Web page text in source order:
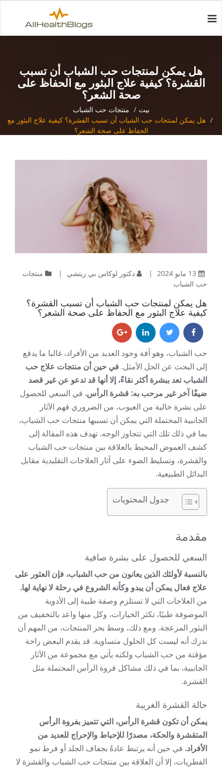
هل يمكن لمنتجات حب الشباب أن تسبب
القشرة؟ كيفية علاج البثور مع الحفاظ على
صحة الشعر؟
بيت
منتجات حب الشباب
هل يمكن لمنتجات حب الشباب أن تسبب القشرة؟ كيفية علاج البثور مع
الحفاظ على صحة الشعر؟
13 مايو 2024 | دكتور لوكاس بي ريتشي |
منتجات
حب الشباب
هل يمكن لمنتجات حب الشباب أن تسبب القشرة؟
كيفية علاج البثور مع الحفاظ على صحة الشعر؟
حب الشباب، وهو آفة وجود العديد من الأفراد، غالبا ما يدفع
إلى البحث عن الحل الأمثل. في حين أن منتجات علاج حب
الشباب تعد ببشرة أكثر نقاءً، إلا أنها قد تدعو عن غير قصد
ضيفًا آخر غير مرحب به: قشرة الرأس. في السعي للحصول
على بشرة خالية من العيوب، من الضروري فهم الآثار
الجانبية المحتملة التي يمكن أن تسببها منتجات حب الشباب،
بما في ذلك تلك التي تتجاوز الوجه. تهدف هذه المقالة إلى
كشف الغموض المحيط بالعلاقة بين منتجات حب الشباب
والقشرة، وتسليط الضوء على آثار العلاجات التقليدية مقابل
البدائل الطبيعية.
جدول المحتويات
مقدمة
السعي للحصول على بشرة صافية
بالنسبة لأولئك الذين يعانون من حب الشباب، فإن العثور على
علاج فعال يمكن أن يبدو وكأنه الشروع في رحلة لا نهاية لها.
من العلاجات التي لا تستلزم وصفة طبية إلى الأدوية
الموصوفة طبيًا، تكثر الخيارات، وكل منها واعد بالتخفيف من
البثور المزعجة. ومع ذلك، وسط بحر المنتجات، من المهم أن
ندرك أنه ليست كل الحلول متساوية. قد يقدم البعض راحة
مؤقتة من حب الشباب ولكنه يأتي مع مجموعة من الآثار
الجانبية، بما في ذلك مشاكل فروة الرأس المحتملة مثل
القشرة.
حالة القشرة الغريبة
يمكن أن تكون قشرة الرأس، التي تتميز بفروة الرأس
المتقشرة والحكة، مصدرًا للإحباط والإحراج للعديد من
الأفراد. في حين أنه يرتبط عادةً بجفاف الجلد أو فرط نمو
الفطريات، إلا أن العلاقة بين منتجات حب الشباب والقشرة لا